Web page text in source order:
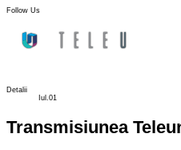
Follow Us
Detalii
Iul.01
Transmisiunea